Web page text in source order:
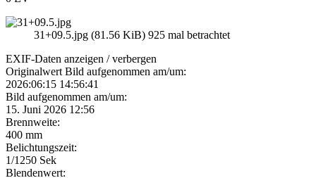
31+09.5.jpg (81.56 KiB) 925 mal betrachtet
EXIF-Daten anzeigen / verbergen
Originalwert Bild aufgenommen am/um:
2026:06:15 14:56:41
Bild aufgenommen am/um:
15. Juni 2026 12:56
Brennweite:
400 mm
Belichtungszeit:
1/1250 Sek
Blendenwert: